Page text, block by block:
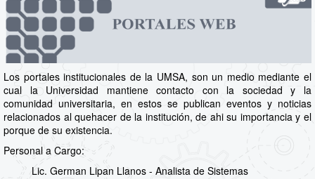
Los portales institucionales de la UMSA, son un medio mediante el
cual la Universidad mantiene contacto con la sociedad y la
comunidad universitaria, en estos se publican eventos y noticias
relacionados al quehacer de la institución, de ahi su importancia y el
porque de su existencia.
Personal a Cargo:
Lic. German Lipan Llanos - Analista de Sistemas